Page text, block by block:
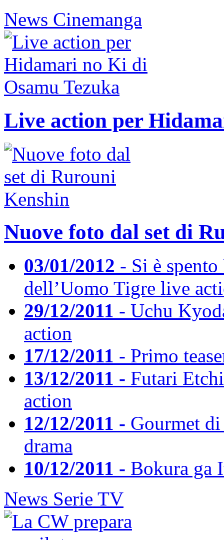
News Cinemanga
Live action per
Nuove foto dal set di
03/01/2012 - Si è
dell’Uomo Tigre live
29/12/2011 - Uchu
action
17/12/2011 - Primo
13/12/2011 - Futari
action
12/12/2011 - Gourmet
drama
10/12/2011 - Bokura ga
News Serie TV